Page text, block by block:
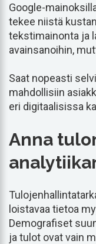
Google-
tekee niistä
tekstimainonta ja
avainsanoihin,
Saat nopeasti
mahdollisiin
eri digitaalisissa
Anna
loistavaa tietoa
Demografiset
ja tulot ovat vain